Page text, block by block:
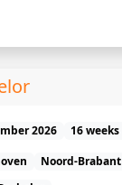
2026 16 weeks
Noord-Brabant